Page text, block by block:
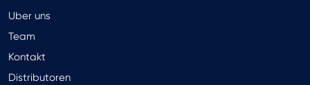
Uber uns
Team
Kontakt
Distributoren